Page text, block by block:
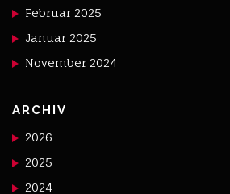
Februar 2025
Januar 2025
November 2024
ARCHIV
2026
2025
2024